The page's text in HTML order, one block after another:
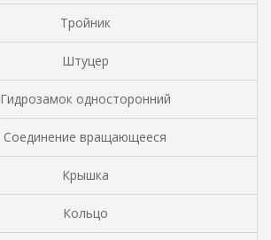
Тройник
Штуцер
Гидрозамок односторонний
Соединение вращающееся
Крышка
Кольцо